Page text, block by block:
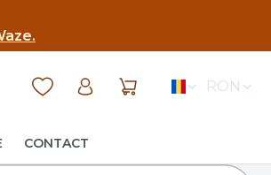
RON
CONTACT